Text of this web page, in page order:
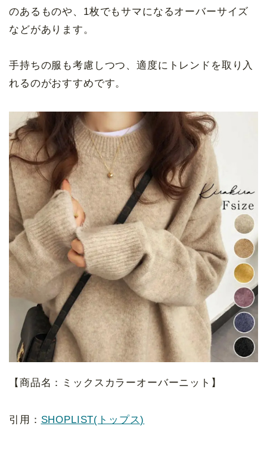
のあるものや、1枚でもサマになるオーバーサイズ
などがあります。
手持ちの服も考慮しつつ、適度にトレンドを取り入
れるのがおすすめです。
【商品名：ミックスカラーオーバーニット】
引用： SHOPLIST(トップス)